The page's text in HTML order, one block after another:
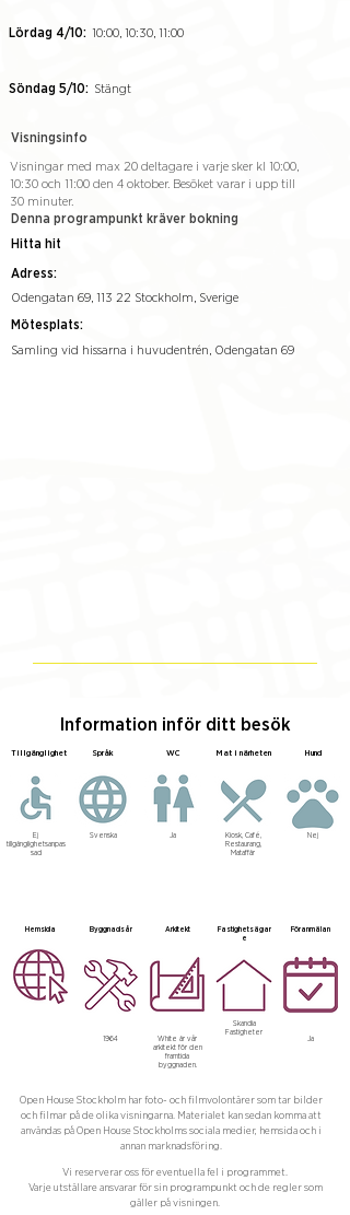
Lördag 4/10: 10:00, 10:30, 11:00
Söndag 5/10: Stängt
Visningsinfo
Visningar med max 20 deltagare i varje sker kl 10:00,
10:30 och 11:00 den 4 oktober. Besöket varar i upp till
30 minuter.
Denna programpunkt kräver bokning
Hitta hit
Adress:
Odengatan 69, 113 22 Stockholm, Sverige
Mötesplats:
Samling vid hissarna i huvudentrén, Odengatan 69
Information inför ditt besök
Tillgänglighet Språk WC Mat i närheten Hund
Ej
tillgänglighetsanpas
sad
Svenska Ja
Kiosk, Café,
Restaurang,
Mataffär
Nej
Hemsida Byggnadsår
1964
Arkitekt
Fastighetsägar
e
Föranmälan
White är vår
arkitekt för den
framtida
byggnaden.
Skandia
Fastigheter
Ja
Open House Stockholm har foto- och filmvolontärer som tar bilder
och filmar på de olika visningarna. Materialet kan sedan komma att
användas på Open House Stockholms sociala medier, hemsida och i
annan marknadsföring.
Vi reserverar oss för eventuella fel i programmet.
Varje utställare ansvarar för sin programpunkt och de regler som
gäller på visningen.